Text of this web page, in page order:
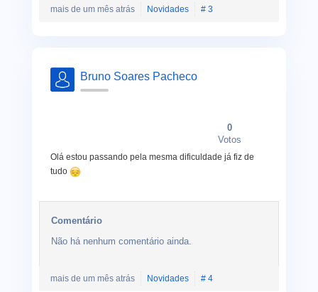
mais de um mês atrás Novidades # 3
Bruno Soares Pacheco
0
Votos
Olá estou passando pela mesma dificuldade já fiz de
tudo
Comentário
Não há nenhum comentário ainda.
mais de um mês atrás Novidades # 4